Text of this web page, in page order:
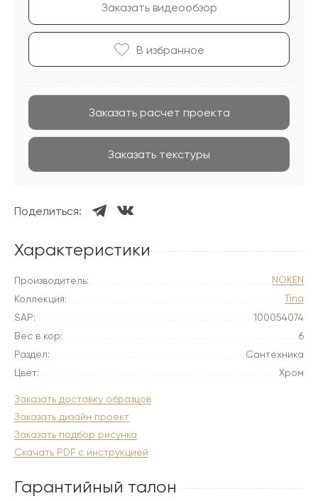
Заказать видеообзор
В избранноe
Заказать расчет проекта
Заказать текстуры
Поделиться:
Характеристики
Производитель:
NOKEN
Коллекция:
Tina
SAP:
100054074
Вес в кор:
6
Раздел:
Сантехника
Цвет:
Хром
Заказать доставку образцов
Заказать дизайн проект
Заказать подбор рисунка
Скачать PDF с инструкцией
Гарантийный талон